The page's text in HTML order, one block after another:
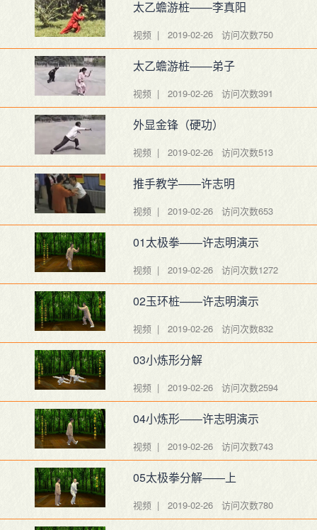
太乙蟾游桩——李真阳
视频 | 2019-02-26 访问次数750
太乙蟾游桩——弟子
视频 | 2019-02-26 访问次数391
外显金锋（硬功）
视频 | 2019-02-26 访问次数513
推手教学——许志明
视频 | 2019-02-26 访问次数653
01太极拳——许志明演示
视频 | 2019-02-26 访问次数1272
02玉环桩——许志明演示
视频 | 2019-02-26 访问次数832
03小炼形分解
视频 | 2019-02-26 访问次数2594
04小炼形——许志明演示
视频 | 2019-02-26 访问次数743
05太极拳分解——上
视频 | 2019-02-26 访问次数780